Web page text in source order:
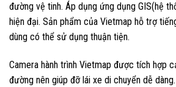
đường vệ tinh. Áp dụng ứng dụng GIS(hệ
hiện đại. Sản phẩm của Vietmap hỗ trợ
dùng có thể sử dụng thuận tiện.
Camera hành trình Vietmap được tích hợp
đường nên giúp đỡ lái xe di chuyển dễ